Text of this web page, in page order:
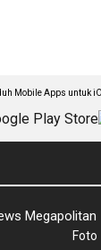
Mobile Apps untuk
Megapolitan
Foto